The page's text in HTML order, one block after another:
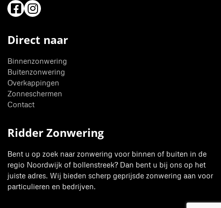
Direct naar
Binnenzonwering
Buitenzonwering
Overkappingen
Zonneschermen
Contact
Ridder Zonwering
Bent u op zoek naar zonwering voor binnen of buiten in de
regio Noordwijk of bollenstreek? Dan bent u bij ons op het
juiste adres. Wij bieden scherp geprijsde zonwering aan voor
particulieren en bedrijven.